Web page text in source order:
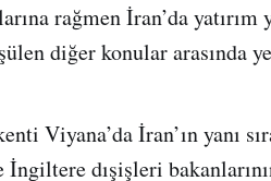
rağmen İran’da yatırım
diğer konular arasında
Viyana’da İran’ın yanı
İngiltere dışişleri